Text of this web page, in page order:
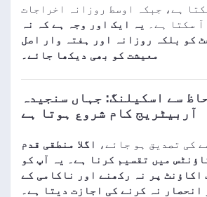
ہے، جبکہ اوسط روزانہ اخراجات
سکتا ہے۔
یہ ایک اور وجہ ہے کہ نہ
کو بلکہ روزانہ اور ہفتہ وار اصل
معیشت کو بھی دیکھا جائے۔
سے اسکیلنگ: جہاں سنجیدہ
آربیٹریج کام شروع ہوتا ہے
کی تصدیق ہو جائے،
اگلا منطقی قدم
میں تقسیم کرنا ہے۔ یہ آپ کو
اکاؤنٹ پر نہ رکھنے اور ناکامی کے
انحصار نہ کرنے کی اجازت دیتا ہے۔